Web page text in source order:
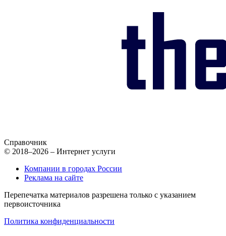
Справочник
© 2018–2026 – Интернет услуги
Компании в городах России
Реклама на сайте
Перепечатка материалов разрешена только с указанием
первоисточника
Политика конфиденциальности